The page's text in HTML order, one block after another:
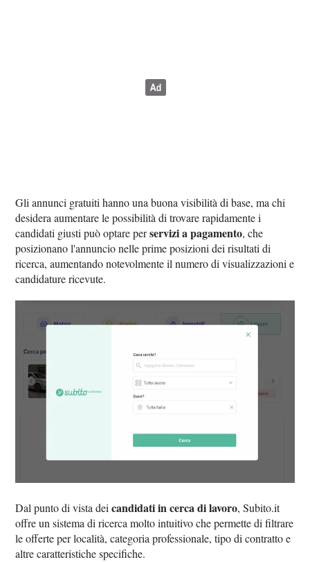
Gli annunci gratuiti hanno una buona visibilità di base, ma chi
desidera aumentare le possibilità di trovare rapidamente i
candidati giusti può optare perservizi a pagamento, che
posizionano l'annuncio nelle prime posizioni dei risultati di
ricerca, aumentando notevolmente il numero di visualizzazioni e
candidature ricevute.
Dal punto di vista deicandidati in cerca di lavoro, Subito.it
offre un sistema di ricerca molto intuitivo che permette di filtrare
le offerte per località, categoria professionale, tipo di contratto e
altre caratteristiche specifiche.